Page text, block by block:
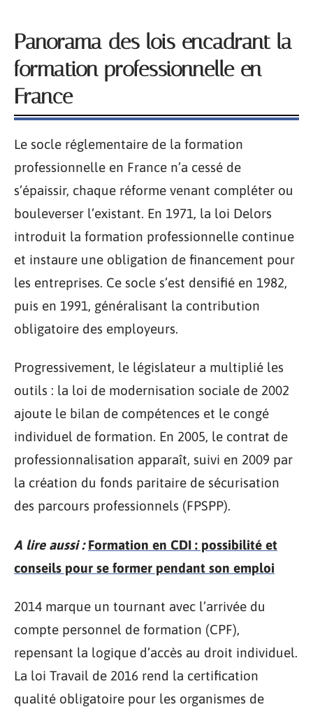
Panorama des lois encadrant la
formation professionnelle en
France
Le socle réglementaire de la formation
professionnelle en France n’a cessé de
s’épaissir, chaque réforme venant compléter ou
bouleverser l’existant. En 1971, la loi Delors
introduit la formation professionnelle continue
et instaure une obligation de financement pour
les entreprises. Ce socle s’est densifié en 1982,
puis en 1991, généralisant la contribution
obligatoire des employeurs.
Progressivement, le législateur a multiplié les
outils : la loi de modernisation sociale de 2002
ajoute le bilan de compétences et le congé
individuel de formation. En 2005, le contrat de
professionnalisation apparaît, suivi en 2009 par
la création du fonds paritaire de sécurisation
des parcours professionnels (FPSPP).
A lire aussi : Formation en CDI : possibilité et
conseils pour se former pendant son emploi
2014 marque un tournant avec l’arrivée du
compte personnel de formation (CPF),
repensant la logique d’accès au droit individuel.
La loi Travail de 2016 rend la certification
qualité obligatoire pour les organismes de